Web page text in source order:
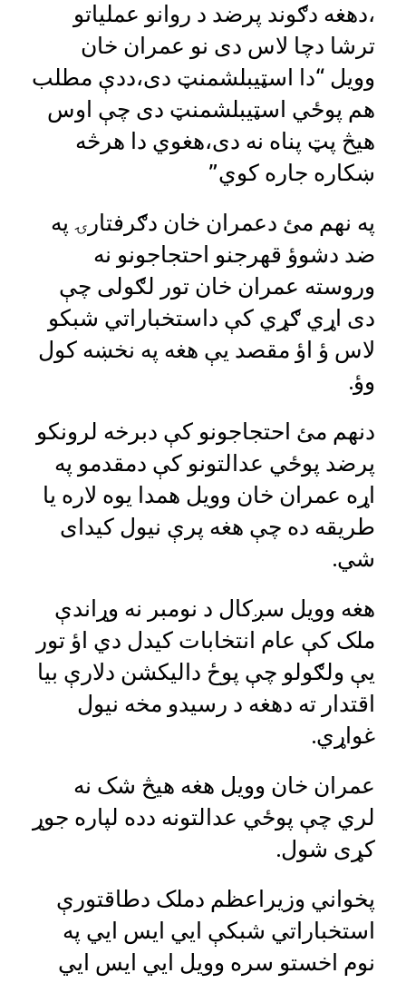
،دهغه دګوند پرضد د روانو عملیاتو
ترشا دچا لاس دی نو عمران خان
وویل “دا اسټیبلشمنټ دی،ددې مطلب
هم پوځي اسټیبلشمنټ دی چې اوس
هیڅ پټ پناه نه دی،هغوي دا هرڅه
ښکاره جاره کوي”
په نهم مئ دعمران خان دګرفتارۍ په
ضد دشوؤ قهرجنو احتجاجونو نه
وروسته عمران خان تور لګولی چې
دی اړي ګړي‌ کې داستخباراتي شبکو
لاس ؤ اؤ مقصد یې هغه په نخښه کول
وؤ.
دنهم مئ احتجاجونو کې دبرخه لرونکو
پرضد پوځي عدالتونو کې دمقدمو په
اړه عمران خان وویل همدا یوه لاره یا
طریقه ده چې هغه پرې نیول کیدای
شي.
هغه وویل سږکال د نومبر نه وړاندې
ملک کې عام انتخابات کیدل دي اؤ تور
یې ولګولو چې پوځ دالیکشن دلارې بیا
اقتدار ته دهغه د رسیدو مخه نیول
غواړي.
عمران خان وویل هغه هیڅ شک نه
لري چې پوځي عدالتونه دده لپاره جوړ
کړی شول.
پخواني وزیراعظم دملک دطاقتورې
استخباراتي شبکې ایي ایس ایي په
نوم اخستو سره وویل ایي ایس ایي